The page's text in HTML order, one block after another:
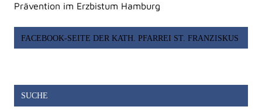
Prävention im Erzbistum Hamburg
FACEBOOK-SEITE DER KATH. PFARREI ST. FRANZISKUS
SUCHE